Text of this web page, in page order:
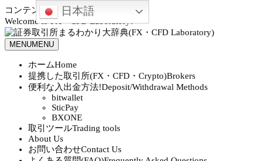
コンテンツへスキップ
Welcome to FX・CFD Laboratory!
MENUMENU
ホームHome
提携した取引所(FX・CFD・Crypto)Brokers
便利な入出金方法!Deposit/Withdrawal Methods
bitwallet
SticPay
BXONE
取引ツールTrading tools
About Us
お問い合わせContact Us
日本語